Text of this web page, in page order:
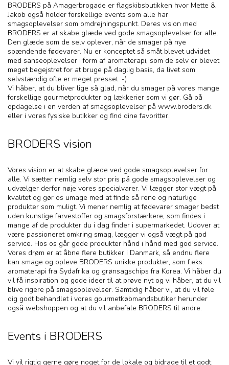
BRODERS på Amagerbrogade er flagskibsbutikken hvor Mette &
Jakob også holder forskellige events som alle har
smagsoplevelser som omdrejningspunkt. Deres vision med
BRODERS er at skabe glæde ved gode smagsoplevelser for alle.
Den glæde som de selv oplever, når de smager på nye
spændende fødevarer. Nu er konceptet så småt blevet udvidet
med sanseoplevelser i form af aromaterapi, som de selv er blevet
meget begejstret for at bruge på daglig basis, da livet som
selvstændig ofte er meget presset :-)
Vi håber, at du bliver lige så glad, når du smager på vores mange
forskellige gourmetprodukter og lækkerier som vi gør. Gå på
opdagelse i en verden af smagsoplevelser på www.broders.dk
eller i vores fysiske butikker og find dine favoritter.
BRODERS vision
Vores vision er at skabe glæde ved gode smagsoplevelser for
alle. Vi sætter nemlig selv stor pris på gode smagsoplevelser og
udvælger derfor nøje vores specialvarer. Vi lægger stor vægt på
kvalitet og gør os umage med at finde så rene og naturlige
produkter som muligt. Vi mener nemlig at fødevarer smager bedst
uden kunstige farvestoffer og smagsforstærkere, som findes i
mange af de produkter du i dag finder i supermarkedet. Udover at
være passioneret omkring smag, lægger vi også vægt på god
service. Hos os går gode produkter hånd i hånd med god service.
Vores drøm er at åbne flere butikker i Danmark, så endnu flere
kan smage og opleve BRODERS unikke produkter, som f.eks.
aromaterapi fra Sydafrika og grønsagschips fra Korea. Vi håber du
vil få inspiration og gode ideer til at prøve nyt og vi håber, at du vil
blive rigere på smagsoplevelser. Samtidig håber vi, at du vil føle
dig godt behandlet i vores gourmetkøbmandsbutiker herunder
også webshoppen og at du vil anbefale BRODERS til andre.
Events i BRODERS
Vi vil rigtig gerne gøre noget for de lokale og bidrage til et godt